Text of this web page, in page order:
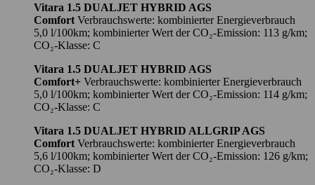
Vitara 1.5 DUALJET HYBRID AGS
Comfort Verbrauchswerte: kombinierter Energieverbrauch
5,0 l/100km; kombinierter Wert der CO₂-Emission: 113 g/km;
CO₂-Klasse: C
Vitara 1.5 DUALJET HYBRID AGS
Comfort+ Verbrauchswerte: kombinierter Energieverbrauch
5,0 l/100km; kombinierter Wert der CO₂-Emission: 114 g/km;
CO₂-Klasse: C
Vitara 1.5 DUALJET HYBRID ALLGRIP AGS
Comfort Verbrauchswerte: kombinierter Energieverbrauch
5,6 l/100km; kombinierter Wert der CO₂-Emission: 126 g/km;
CO₂-Klasse: D